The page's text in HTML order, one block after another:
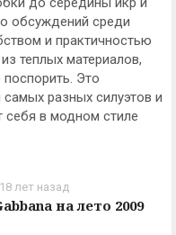
обсуждений среди
и практичностью
теплых материалов,
Это
разных силуэтов и
себя в модном стиле
18 лет назад
на лето 2009